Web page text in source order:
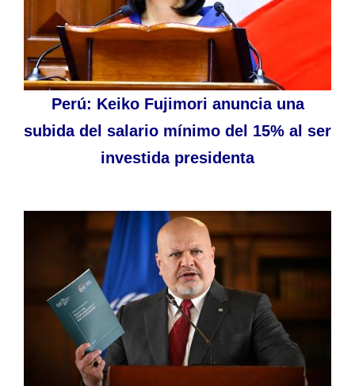
Perú: Keiko Fujimori anuncia una
subida del salario mínimo del 15% al ser
investida presidenta